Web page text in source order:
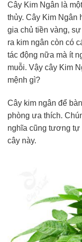
Cây Kim Ngân là
thủy. Cây Kim Ngân
gia chủ tiền vàng,
ra kim ngân còn có
tác động nữa mà ít
muỗi. Vậy cây Kim
mệnh gì?
Cây kim ngân để
phòng ưa thích.
nghĩa cũng tương tự
cây này.